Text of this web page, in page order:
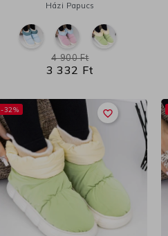
Házi Papucs
3 332 Ft
4 900 Ft
favorite_border
-32%